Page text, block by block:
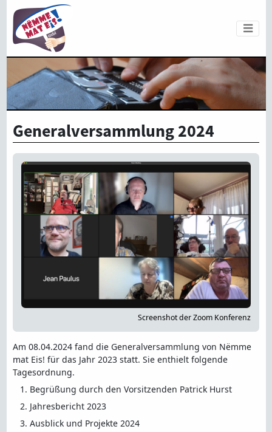
Generalversammlung 2024
Screenshot der Zoom Konferenz
Am 08.04.2024 fand die Generalversammlung von Nëmme
mat Eis! für das Jahr 2023 statt. Sie enthielt folgende
Tagesordnung.
Begrüßung durch den Vorsitzenden Patrick Hurst
Jahresbericht 2023
Ausblick und Projekte 2024